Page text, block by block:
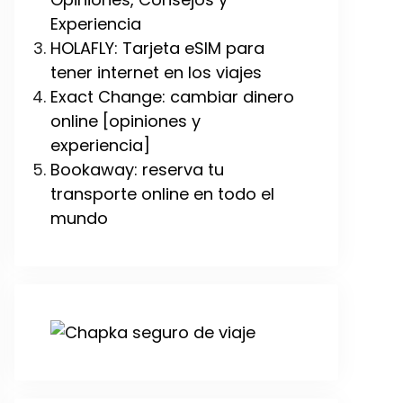
Experiencia
HOLAFLY: Tarjeta eSIM para
tener internet en los viajes
Exact Change: cambiar dinero
online [opiniones y
experiencia]
Bookaway: reserva tu
transporte online en todo el
mundo